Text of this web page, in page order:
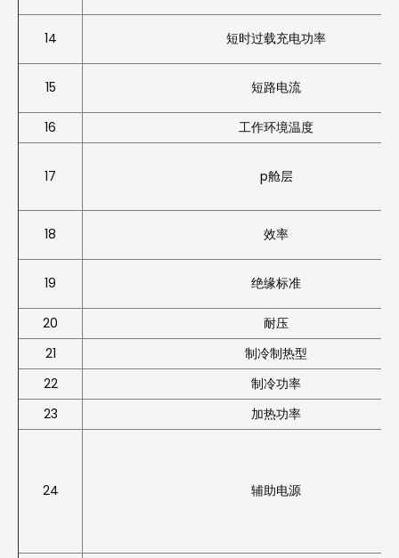
14 短时过载充电功率
15 短路电流
16 工作环境温度
17 p舱层
18 效率
19 绝缘标准
20
耐压
21
制冷制热型
22
制冷功率
23
加热功率
24 辅助电源